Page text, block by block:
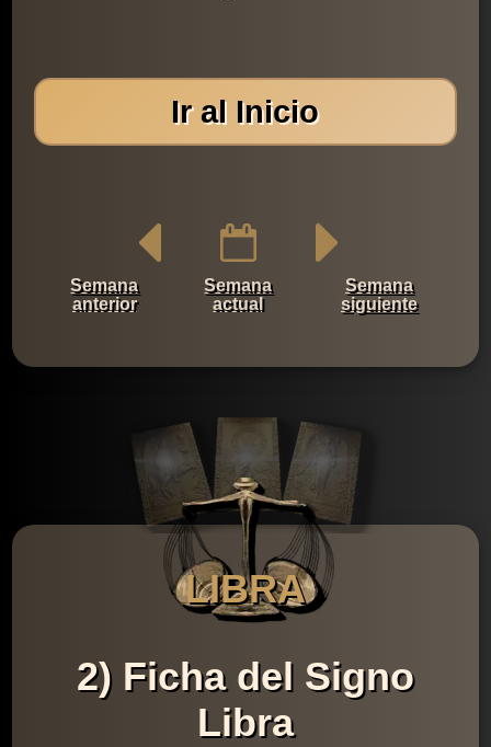
Ir al Inicio
Semana
anterior
Semana
actual
Semana
siguiente
LIBRA
2) Ficha del Signo
Libra